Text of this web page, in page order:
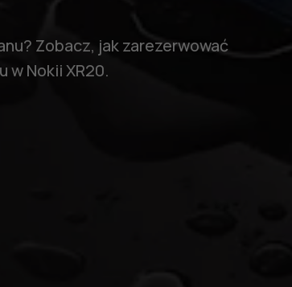
Zobacz, jak zarezerwować
w Nokii XR20.